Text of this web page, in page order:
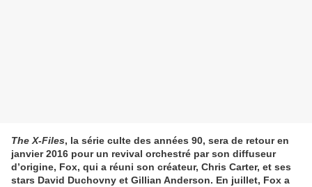
The X-Files, la série culte des années 90, sera de retour en
janvier 2016 pour un revival orchestré par son diffuseur
d’origine, Fox, qui a réuni son créateur, Chris Carter, et ses
stars David Duchovny et Gillian Anderson. En juillet, Fox a